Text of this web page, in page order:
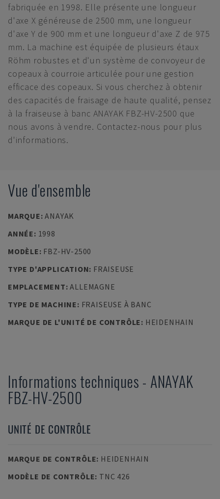
fabriquée en 1998. Elle présente une longueur
d'axe X généreuse de 2500 mm, une longueur
d'axe Y de 900 mm et une longueur d'axe Z de 975
mm. La machine est équipée de plusieurs étaux
Röhm robustes et d'un système de convoyeur de
copeaux à courroie articulée pour une gestion
efficace des copeaux. Si vous cherchez à obtenir
des capacités de fraisage de haute qualité, pensez
à la fraiseuse à banc ANAYAK FBZ-HV-2500 que
nous avons à vendre. Contactez-nous pour plus
d'informations.
Vue d'ensemble
MARQUE:ANAYAK
ANNÉE: 1998
MODÈLE: FBZ-HV-2500
TYPE D'APPLICATION: FRAISEUSE
EMPLACEMENT:ALLEMAGNE
TYPE DE MACHINE: FRAISEUSE À BANC
MARQUE DE L'UNITÉ DE CONTRÔLE: HEIDENHAIN
Informations techniques - ANAYAK
FBZ-HV-2500
UNITÉ DE CONTRÔLE
MARQUE DE CONTRÔLE: HEIDENHAIN
MODÈLE DE CONTRÔLE: TNC 426